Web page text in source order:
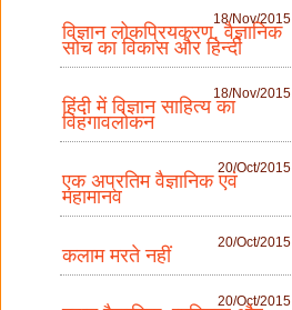
18/Nov/2015
विज्ञान लोकप्रियकरण, वैज्ञानिक
सोच का विकास और हिन्दी
18/Nov/2015
हिंदी में विज्ञान साहित्य का
विहंगावलोकन
20/Oct/2015
एक अप्रतिम वैज्ञानिक एवं
महामानव
20/Oct/2015
कलाम मरते नहीं
20/Oct/2015